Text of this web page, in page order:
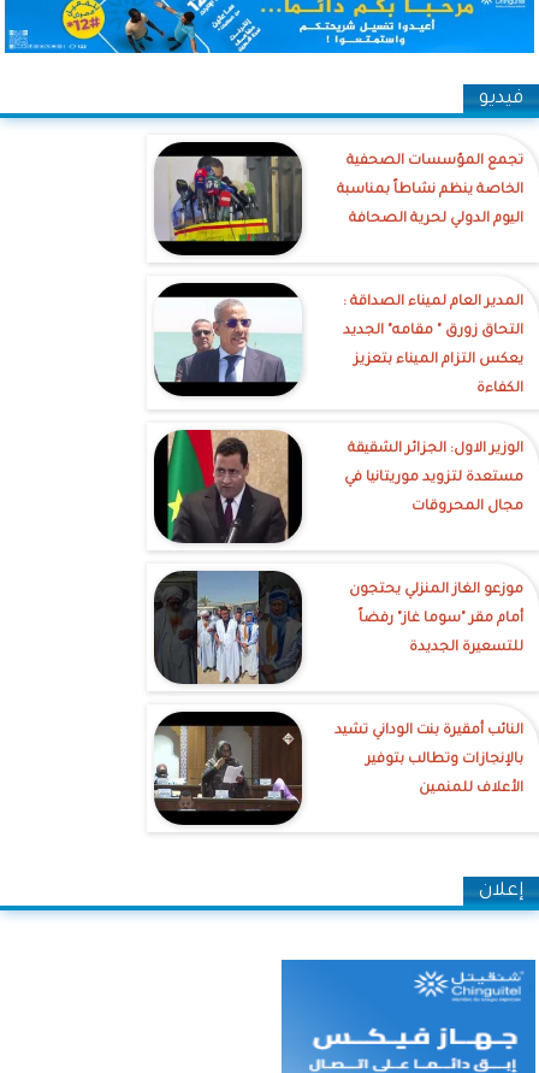
فيديو
تجمع المؤسسات الصحفية
الخاصة ينظم نشاطاً بمناسبة
اليوم الدولي لحرية الصحافة
‎المدير العام لميناء الصداقة :
التحاق زورق " مقامه" الجديد
يعكس التزام الميناء بتعزيز
الكفاءة
الوزير الاول: الجزائر الشقيقة
مستعدة لتزويد موريتانيا في
مجال المحروقات
موزعو الغاز المنزلي يحتجون
أمام مقر "سوما غاز" رفضاً
للتسعيرة الجديدة
النائب أمقيرة بنت الوداني تشيد
بالإنجازات وتطالب بتوفير
الأعلاف للمنمين
إعلان